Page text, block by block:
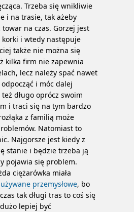
Trzeba się wnikliwie
i na trasie, tak ażeby
na czas. Gorzej jest
korki i wtedy następuje
także nie można się
kilka firm nie zapewnia
lecz należy spać nawet
i móc dalej
długo oprócz swoim
i traci się na tym bardzo
z familią może
Natomiast to
Najgorsze jest kiedy z
stanie i będzie trzeba ją
pojawia się problem.
ciężarówka miała
przemysłowe, bo
tak długi tras to coś się
lepiej być